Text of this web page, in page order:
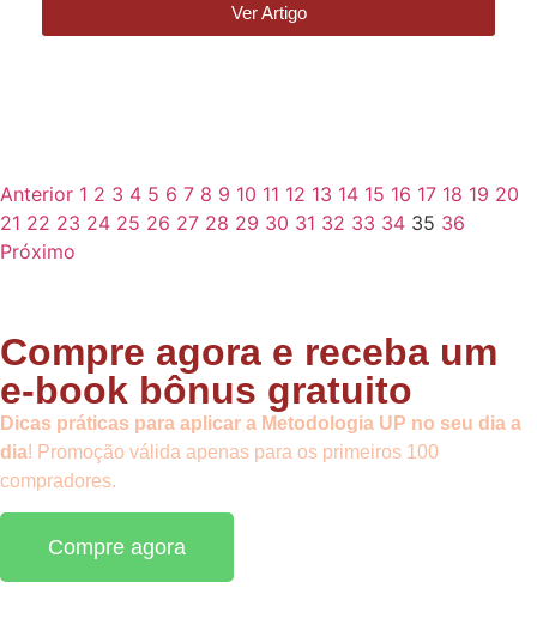
Ver Artigo
Anterior 1 2 3 4 5 6 7 8 9 10 11 12 13 14 15 16 17 18 19 20
21 22 23 24 25 26 27 28 29 30 31 32 33 34 35 36
Próximo
Compre agora e receba um
e-book bônus gratuito
Dicas práticas para aplicar a Metodologia UP no seu dia a
dia! Promoção válida apenas para os primeiros 100
compradores.
Compre agora